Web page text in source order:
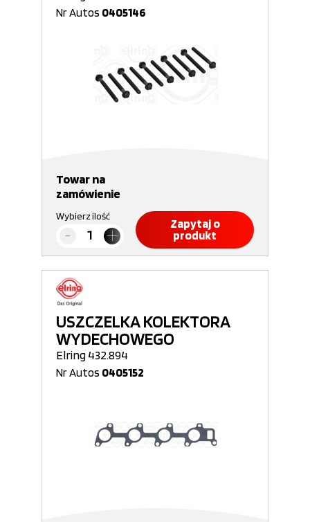
Nr Autos 0405146
Towar na
zamówienie
Wybierz ilość
Zapytaj o
produkt
USZCZELKA KOLEKTORA
WYDECHOWEGO
Elring 432.894
Nr Autos 0405152